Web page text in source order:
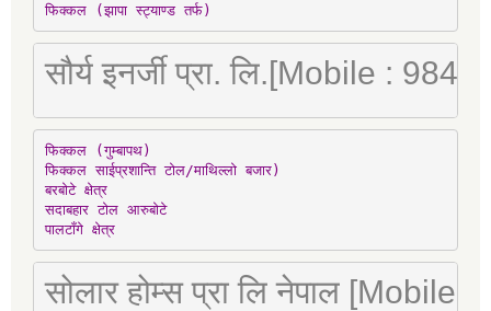
फिक्कल (झापा स्ट्याण्ड तर्फ)
सौर्य इनर्जी प्रा. लि.[Mobile :
फिक्कल (गुम्बापथ)
फिक्कल साईप्रशान्ति टोल/माथिल्लो बजार)
बरबोटे क्षेत्र
सदाबहार टोल आरुबोटे
पालटाँगे क्षेत्र
सोलार होम्स प्रा लि नेपाल [Mobile